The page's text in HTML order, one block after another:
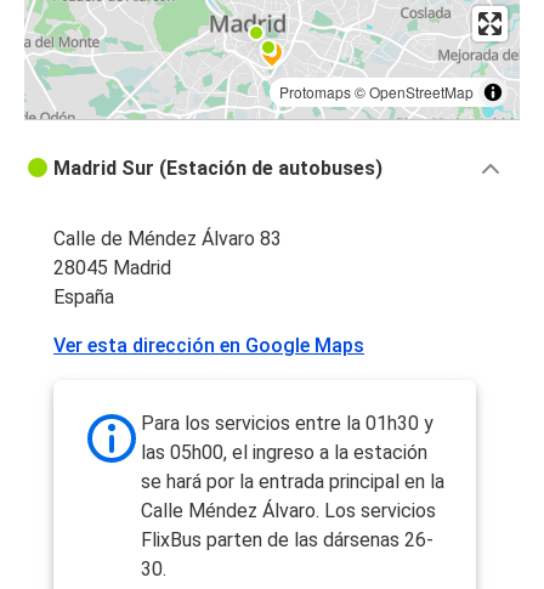
Protomaps©OpenStreetMap
Madrid Sur (Estación de autobuses)
Calle de Méndez Álvaro 83
28045 Madrid
España
Ver esta dirección en Google Maps
Para los servicios entre la 01h30 y
las 05h00, el ingreso a la estación
se hará por la entrada principal en la
Calle Méndez Álvaro. Los servicios
FlixBus parten de las dársenas 26-
30.